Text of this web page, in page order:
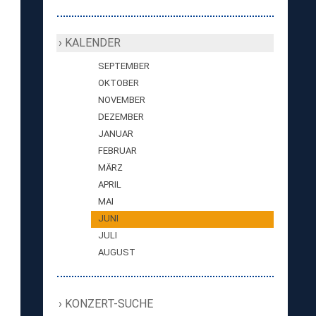
KALENDER
SEPTEMBER
OKTOBER
NOVEMBER
DEZEMBER
JANUAR
FEBRUAR
MÄRZ
APRIL
MAI
JUNI
JULI
AUGUST
KONZERT-SUCHE